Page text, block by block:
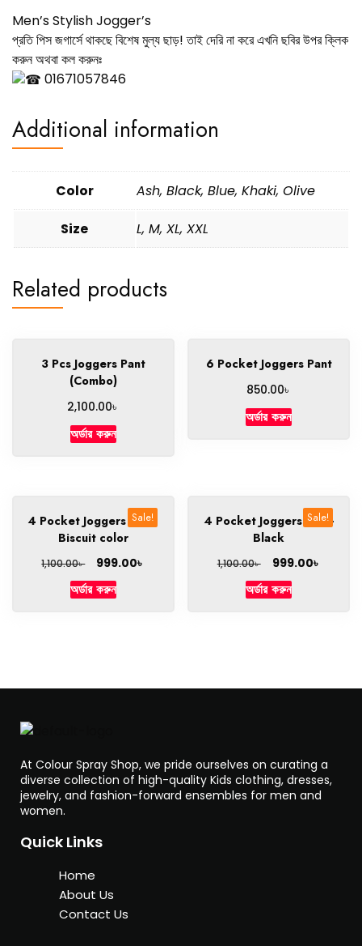
Men’s Stylish Jogger’s
প্রতি পিস জগার্সে থাকছে বিশেষ মুল্য ছাড়! তাই দেরি না করে এখনি ছবির উপর ক্লিক
করুন অথবা কল করুনঃ
01671057846
Additional information
Color Ash, Black, Blue, Khaki, Olive
Size L, M, XL, XXL
Related products
3 Pcs Joggers Pant
(Combo)
2,100.00৳
অর্ডার করুন
6 Pocket Joggers Pant
850.00৳
অর্ডার করুন
Sale!
4 Pocket Joggers Pant-
Biscuit color
1,100.00৳ 999.00৳
অর্ডার করুন
Sale!
4 Pocket Joggers Pant-
Black
1,100.00৳ 999.00৳
অর্ডার করুন
At Colour Spray Shop, we pride ourselves on curating a
diverse collection of high-quality Kids clothing, dresses,
jewelry, and fashion-forward ensembles for men and
women.
Quick Links
Home
About Us
Contact Us